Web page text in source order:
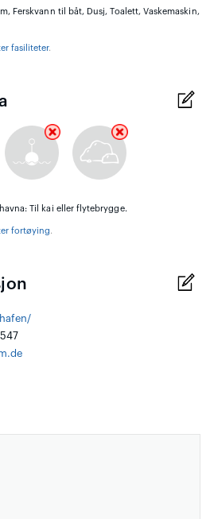
Ferskvann til båt, Dusj, Toalett, Vaskemaskin,
fasiliteter.
Til kai eller flytebrygge.
fortøying.